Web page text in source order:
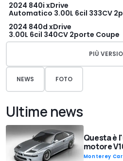
2024 840i xDrive
Automatico 3.00L 6cil 333CV
2024 840d xDrive
3.00L 6cil 340CV 2porte Coupe
PIÙ
NEWS FOTO
Ultime news
Questa è
motore
Monterey